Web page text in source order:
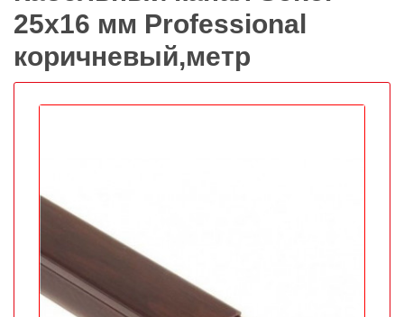
25х16 мм Professional
коричневый,метр